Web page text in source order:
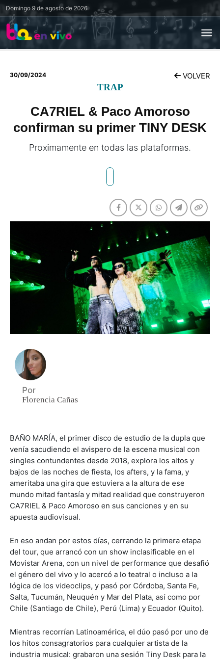
Domingo 9 de agosto de 2026
30/09/2024 VOLVER
TRAP
CA7RIEL & Paco Amoroso
confirman su primer TINY DESK
Proximamente en todas las plataformas.
Por
Florencia Cañas
BAÑO MARÍA, el primer disco de estudio de la dupla que
venía sacudiendo el avispero de la escena musical con
singles contundentes desde 2018, explora los altos y
bajos de las noches de fiesta, los afters, y la fama, y
ameritaba una gira que estuviera a la altura de ese
mundo mitad fantasía y mitad realidad que construyeron
CA7RIEL & Paco Amoroso en sus canciones y en su
apuesta audiovisual.
En eso andan por estos días, cerrando la primera etapa
del tour, que arrancó con un show inclasificable en el
Movistar Arena, con un nivel de performance que desafió
el género del vivo y lo acercó a lo teatral o incluso a la
lógica de los videoclips, y pasó por Córdoba, Santa Fe,
Salta, Tucumán, Neuquén y Mar del Plata, así como por
Chile (Santiago de Chile), Perú (Lima) y Ecuador (Quito).
Mientras recorrían Latinoamérica, el dúo pasó por uno de
los hitos consagratorios para cualquier artista de la
industria musical: grabaron una sesión Tiny Desk para la